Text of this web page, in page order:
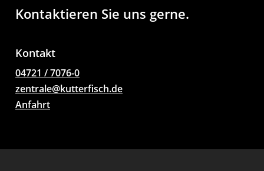
Kontaktieren Sie uns gerne.
Kontakt
04721 / 7076-0
zentrale@kutterfisch.de
Anfahrt